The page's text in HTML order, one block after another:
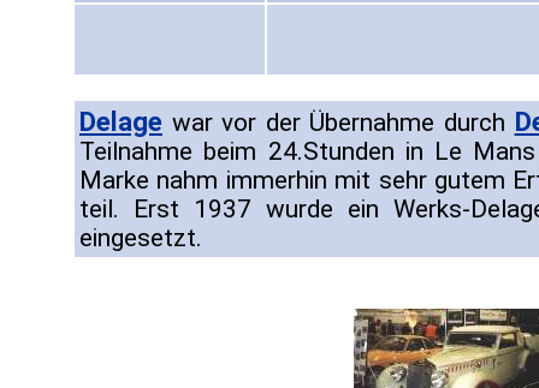
Delage war vor der Übernahme durch
Teilnahme beim 24.Stunden in Le
Marke nahm immerhin mit sehr gutem
teil. Erst 1937 wurde ein Werks-
eingesetzt.